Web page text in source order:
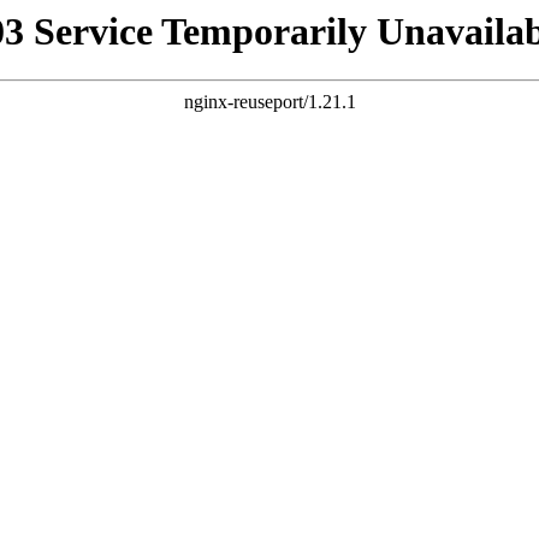
Service Temporarily
nginx-reuseport/1.21.1